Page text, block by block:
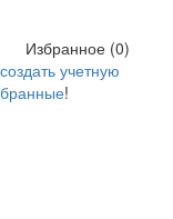
Избранное (0)
создать учетную
!